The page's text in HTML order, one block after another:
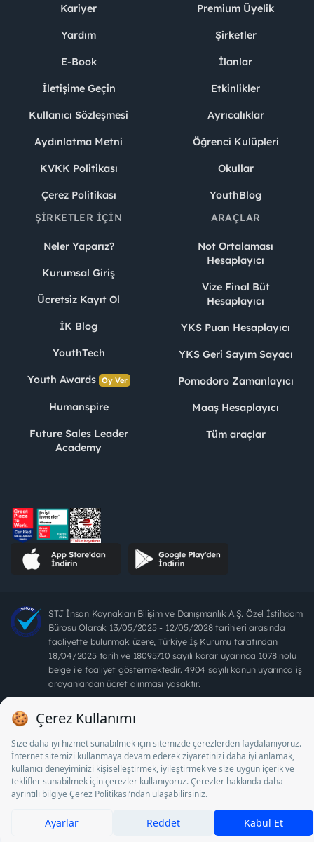
Kariyer
Yardım
E-Book
İletişime Geçin
Kullanıcı Sözleşmesi
Aydınlatma Metni
KVKK Politikası
Çerez Politikası
Premium Üyelik
Şirketler
İlanlar
Etkinlikler
Ayrıcalıklar
Öğrenci Kulüpleri
Okullar
YouthBlog
ŞIRKETLER İÇIN
Neler Yaparız?
Kurumsal Giriş
Ücretsiz Kayıt Ol
İK Blog
YouthTech
Youth Awards Oy Ver
Humanspire
Future Sales Leader
Academy
ARAÇLAR
Not Ortalaması
Hesaplayıcı
Vize Final Büt
Hesaplayıcı
YKS Puan Hesaplayıcı
YKS Geri Sayım Sayacı
Pomodoro Zamanlayıcı
Maaş Hesaplayıcı
Tüm araçlar
STJ İnsan Kaynakları Bilişim ve Danışmanlık A.Ş. Özel İstihdam
Bürosu Olarak 13/05/2025 - 12/05/2028 tarihleri arasında
faaliyette bulunmak üzere, Türkiye İş Kurumu tarafından
18/04/2025 tarih ve 18095710 sayılı karar uyarınca 1078 nolu
belge ile faaliyet göstermektedir. 4904 sayılı kanun uyarınca iş
arayanlardan ücret alınması yasaktır.